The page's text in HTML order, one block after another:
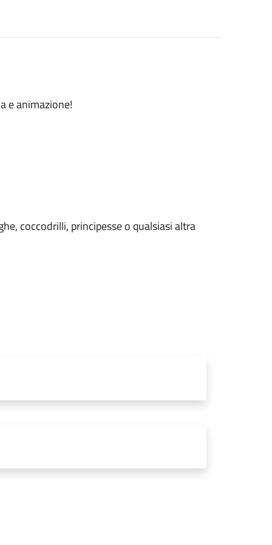
e animazione!
coccodrilli, principesse o qualsiasi altra